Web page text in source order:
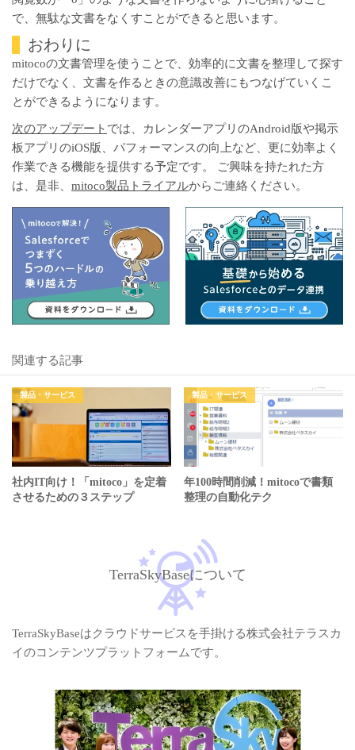
で、無駄な文書をなくすことができると思います。
おわりに
mitocoの文書管理を使うことで、効率的に文書を整理して探す
だけでなく、文書を作るときの意識改善にもつなげていくこ
とができるようになります。
次のアップデート では、カレンダーアプリのAndroid版や掲示
板アプリのiOS版、パフォーマンスの向上など、更に効率よく
作業できる機能を提供する予定です。 ご興味を持たれた方
は、是非、 mitoco製品トライアルからご連絡ください。
関連する記事
製品・サービス
社内IT向け！「mitoco」を定着
させるための３ステップ
製品・サービス
年100時間削減！mitocoで書類
整理の自動化テク
TerraSkyBaseについて
TerraSkyBaseはクラウドサービスを手掛ける株式会社テラスカ
イのコンテンツプラットフォームです。